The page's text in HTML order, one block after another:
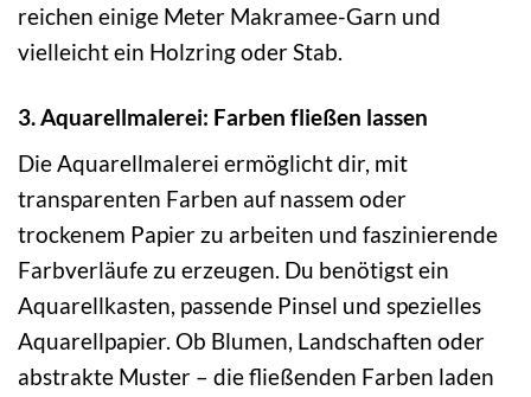
reichen einige Meter Makramee-Garn und
vielleicht ein Holzring oder Stab.
3. Aquarellmalerei: Farben fließen lassen
Die Aquarellmalerei ermöglicht dir, mit
transparenten Farben auf nassem oder
trockenem Papier zu arbeiten und faszinierende
Farbverläufe zu erzeugen. Du benötigst ein
Aquarellkasten, passende Pinsel und spezielles
Aquarellpapier. Ob Blumen, Landschaften oder
abstrakte Muster – die fließenden Farben laden